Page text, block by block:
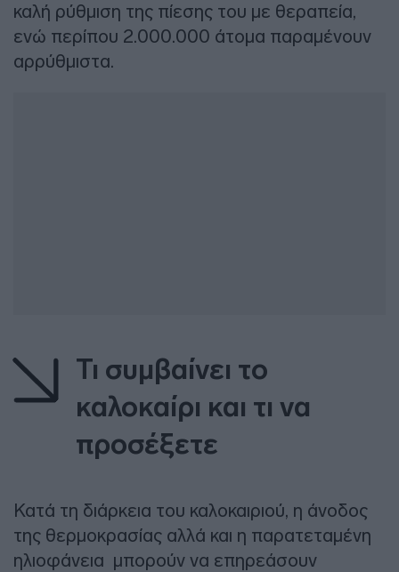
καλή ρύθμιση της πίεσης του με θεραπεία,
ενώ περίπου 2.000.000 άτομα παραμένουν
αρρύθμιστα.
Τι συμβαίνει το
καλοκαίρι και τι να
προσέξετε
Κατά τη διάρκεια του καλοκαιριού, η άνοδος
της θερμοκρασίας αλλά και η παρατεταμένη
ηλιοφάνεια μπορούν να επηρεάσουν